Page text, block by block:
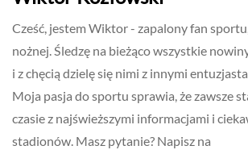
Cześć, jestem Wiktor - zapalony fan sportu,
nożnej. Śledzę na bieżąco wszystkie
i z chęcią dzielę się nimi z innymi
Moja pasja do sportu sprawia, że zawsze
czasie z najświeższymi informacjami i
stadionów. Masz pytanie? Napisz na